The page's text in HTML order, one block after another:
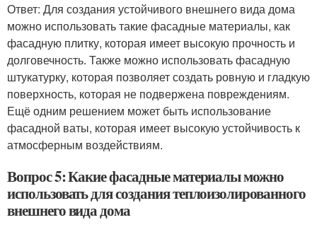
Ответ: Для создания устойчивого внешнего вида дома
можно использовать такие фасадные материалы, как
фасадную плитку, которая имеет высокую прочность и
долговечность. Также можно использовать фасадную
штукатурку, которая позволяет создать ровную и гладкую
поверхность, которая не подвержена повреждениям.
Ещё одним решением может быть использование
фасадной ваты, которая имеет высокую устойчивость к
атмосферным воздействиям.
Вопрос 5: Какие фасадные материалы можно
использовать для создания теплоизолированного
внешнего вида дома